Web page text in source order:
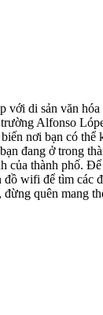
di sản văn
Alfonso
nơi bạn có
đang ở trong
của thành
wifi để tìm
quên mang